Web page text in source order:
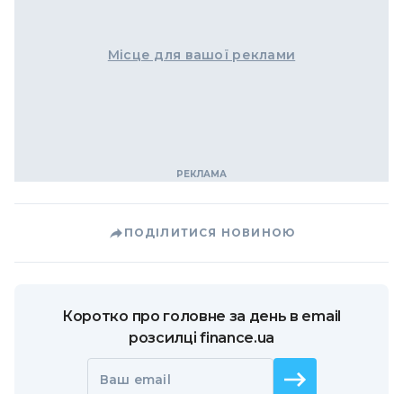
Місце для вашої реклами
ПОДІЛИТИСЯ НОВИНОЮ
Коротко про головне за день в email
розсилці finance.ua
Ваш email